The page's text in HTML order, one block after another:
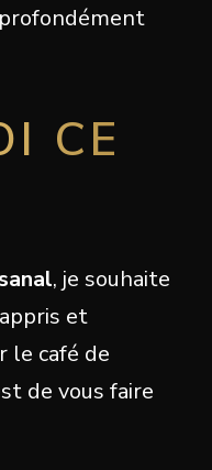
CE
, je souhaite
et
le café de
de vous faire